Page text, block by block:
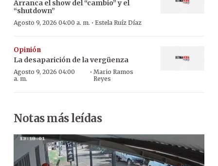
Arranca el show del “cambio” y el
“shutdown”
Agosto 9, 2026 04:00 a. m. · Estela Ruíz Díaz
Opinión
La desaparición de la vergüenza
Agosto 9, 2026 04:00
a. m.
· Mario Ramos
Reyes
Notas más leídas